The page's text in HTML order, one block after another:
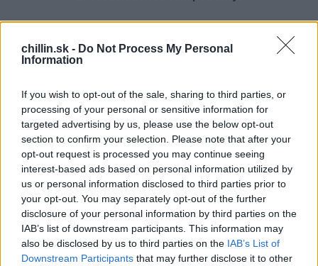
chillin.sk - Do Not Process My Personal
Information
If you wish to opt-out of the sale, sharing to third parties, or
processing of your personal or sensitive information for
targeted advertising by us, please use the below opt-out
section to confirm your selection. Please note that after your
opt-out request is processed you may continue seeing
interest-based ads based on personal information utilized by
us or personal information disclosed to third parties prior to
your opt-out. You may separately opt-out of the further
disclosure of your personal information by third parties on the
IAB’s list of downstream participants. This information may
also be disclosed by us to third parties on the IAB’s List of
Downstream Participants that may further disclose it to other
Citrónová šťava spoločne s horúcou vodou pomáha s
mnohými zažívacími problémami, ako je pálenie záhy,
zápcha alebo žalúdočna nevoľnosť. Pomáha pečeni
trávenie. Citrón má vynikajúce detoxikačné účinky.
Obsahuje kyselinu citrónovú, ale keď je naším telom
metaboolizovaná, nevytvára žiadne kyseliny.
3. Pomocník v starostlivosti o pleť
Citrón je známy pre svoje dezinfekčné účinky, preto
pomáha riešiť problémy s pleťou. Ak máte poranenú
kožu popálením, potieraním citrónovej vody znížite
vznik jaziev. Denná konzumácia vody s citrónom, ktorá
S
a
r
c
h
f
o